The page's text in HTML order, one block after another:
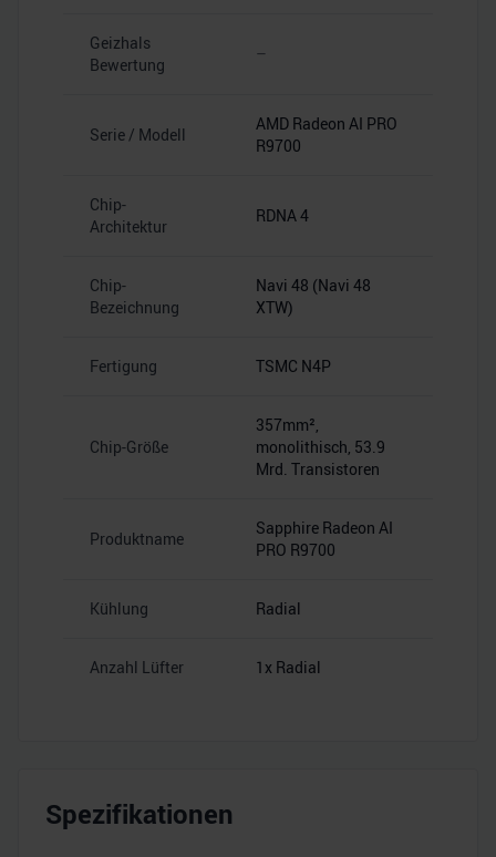
Geizhals
Bewertung
–
Serie / Modell
AMD Radeon AI PRO
R9700
Chip-
Architektur
RDNA 4
Chip-
Bezeichnung
Navi 48 (Navi 48
XTW)
Fertigung TSMC N4P
Chip-Größe
357mm²,
monolithisch, 53.9
Mrd. Transistoren
Produktname
Sapphire Radeon AI
PRO R9700
Kühlung Radial
Anzahl Lüfter 1x Radial
Spezifikationen